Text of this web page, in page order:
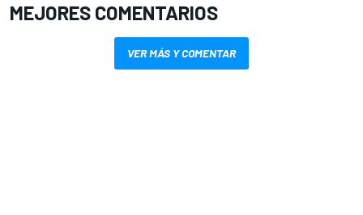
MEJORES COMENTARIOS
VER MÁS Y COMENTAR